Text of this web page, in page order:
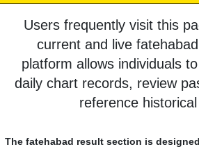
Users frequently visit this
current and live
platform allows individuals
daily chart records, review
reference
The fatehabad result section is